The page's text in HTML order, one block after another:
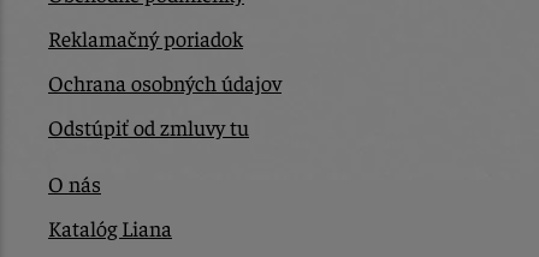
Reklamačný poriadok
Ochrana osobných údajov
Odstúpiť od zmluvy tu
O nás
Katalóg Liana